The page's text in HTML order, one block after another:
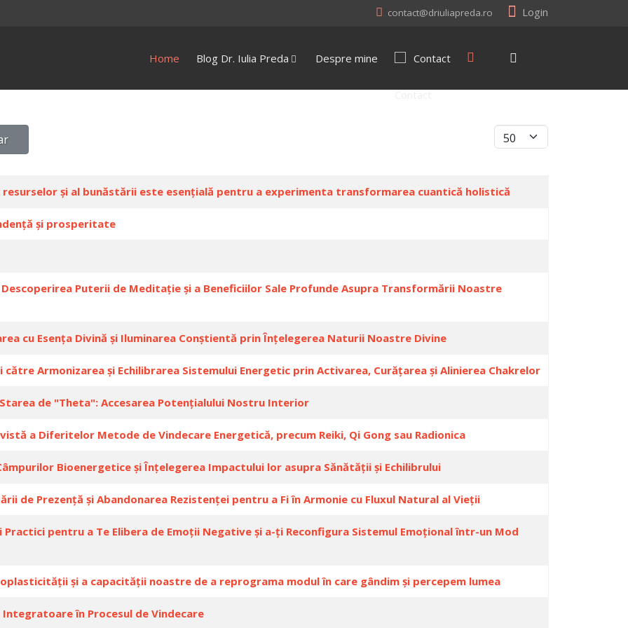
Login
contact@driuliapreda.ro
Home Blog Dr. Iulia Preda Despre mine Contact
Display #
și al bunăstării este esențială pentru a experimenta transformarea cuantică holistică
și prosperitate
Puterii de Meditație și a Beneficiilor Sale Profunde Asupra Transformării Noastre
cu Esența Divină și Iluminarea Conștientă prin Înțelegerea Naturii Noastre Divine
Armonizarea și Echilibrarea Sistemului Energetic prin Activarea, Curățarea și Alinierea Chakrelor
de "Theta": Accesarea Potențialului Nostru Interior
a Diferitelor Metode de Vindecare Energetică, precum Reiki, Qi Gong sau Radionica
Bioenergetice și Înțelegerea Impactului lor asupra Sănătății și Echilibrului
de Prezență și Abandonarea Rezistenței pentru a Fi în Armonie cu Fluxul Natural al Vieții
Practici pentru a Te Elibera de Emoții Negative și a-ți Reconfigura Sistemul Emoțional într-un Mod
și a capacității noastre de a reprograma modul în care gândim și percepem lumea
în Procesul de Vindecare